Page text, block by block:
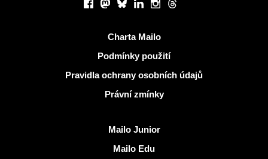
Facebook
Mastodon
BlueskyLinkedInInstagram
Threads
Charta Mailo
Podmínky použití
Pravidla ochrany osobních údajů
Právní zmínky
Mailo Junior
Mailo Edu